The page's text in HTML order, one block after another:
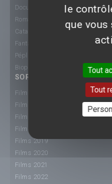
Documentaire
Romance
Catastrophe
Fantastique
Péplum
Biopic
SORTIE CINÉ
Films 2015
Films 2016
Films 2017
Films 2018
Films 2019
Films 2020
Films 2021
Films 2022
le
que vous
Tout
Tout